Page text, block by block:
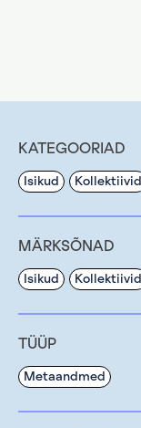
KATEGOORIAD
Isikud Kollektiivid
MÄRKSÕNAD
Isikud Kollektiivid
TÜÜP
Metaandmed